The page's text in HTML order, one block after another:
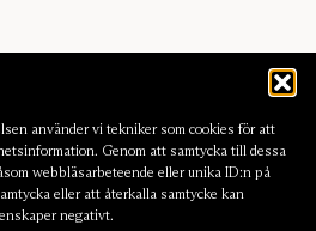
använder vi tekniker som cookies för att
Genom att samtycka till dessa
webbläsarbeteende eller unika ID:n på
eller att återkalla samtycke kan
negativt.